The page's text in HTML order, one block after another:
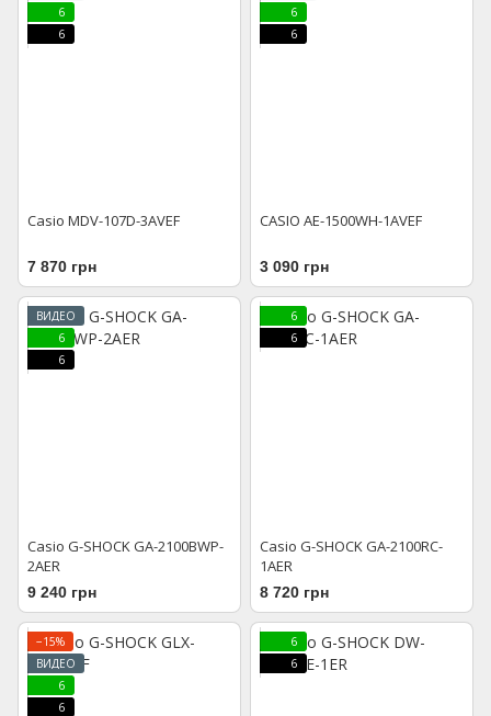
6
6
Casio MDV-107D-3AVEF
7 870 грн
6
6
CASIO AE-1500WH-1AVEF
3 090 грн
ВИДЕО
6
6
Casio G-SHOCK GA-2100BWP-
2AER
9 240 грн
6
6
Casio G-SHOCK GA-2100RC-
1AER
8 720 грн
−15%
ВИДЕО
6
6
6
6